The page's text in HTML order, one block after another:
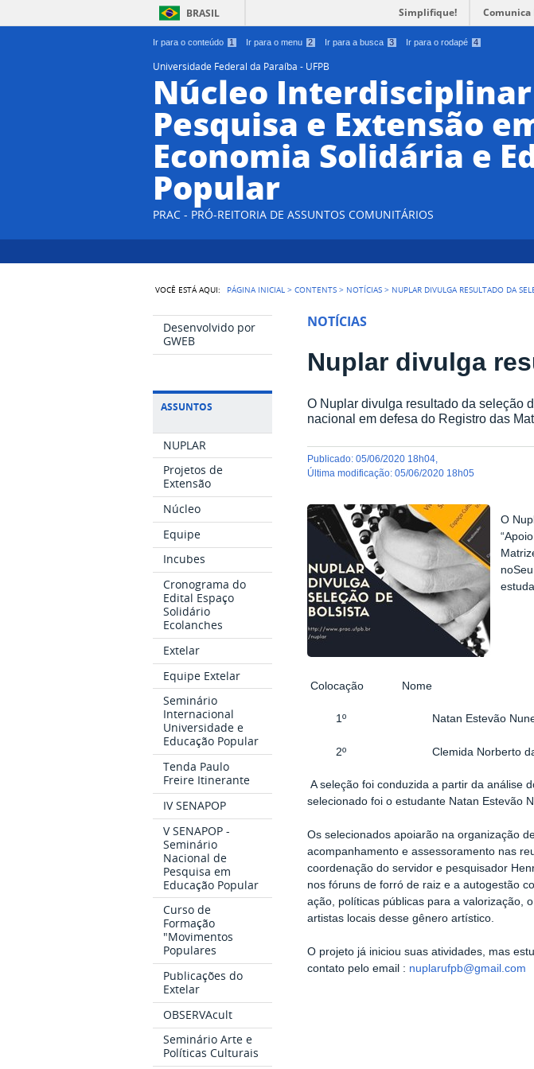
Ir para o conteúdo 1 Ir para o menu 2 Ir para a busca 3 Ir para o rodapé 4
BRASIL Simplifique! Comunica
Universidade Federal da Paraíba - UFPB
Núcleo
Pesquisa e Extensão
Economia Solidária e
Popular
PRAC - PRÓ-REITORIA DE ASSUNTOS COMUNITÁRIOS
VOCÊ ESTÁ AQUI: PÁGINA INICIAL >CONTENTS > NOTÍCIAS > NUPLAR DIVULGA RESULTADO DA
Desenvolvido por
GWEB
ASSUNTOS
NUPLAR
Projetos de
Extensão
Núcleo
Equipe
Incubes
Cronograma do
Edital Espaço
Solidário
Ecolanches
Extelar
Equipe Extelar
Seminário
Internacional
Universidade e
Educação Popular
Tenda Paulo
Freire Itinerante
IV SENAPOP
V SENAPOP -
Seminário
Nacional de
Pesquisa em
Educação Popular
Curso de
Formação
"Movimentos
Populares
Publicações do
Extelar
OBSERVAcult
Seminário Arte e
Políticas Culturais
NOTÍCIAS
Nuplar divulga
O Nuplar divulga resultado da seleção
nacional em defesa do Registro das
publicado:05/06/2020 18h04
última modificação:05/06/2020 18h05
O
Colocação Nome
1º Natan Estevão
2º Clemida Norberto da
A seleção foi conduzida a partir da análise
selecionado foi o estudante Natan Estevão
Os selecionados apoiarão na organização
acompanhamento e assessoramento nas
coordenação do servidor e pesquisador
nos fóruns de forró de raiz e a autogestão
ação, políticas públicas para a valorização,
artistas locais desse gênero artístico.
O projeto já iniciou suas atividades, mas
contato pelo email : nuplarufpb@gmail.com